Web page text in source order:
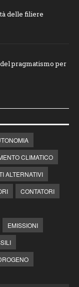
delle filiere
pragmatismo per
CLIMATICO
ALTERNATIVI
CONTATORI
EMISSIONI